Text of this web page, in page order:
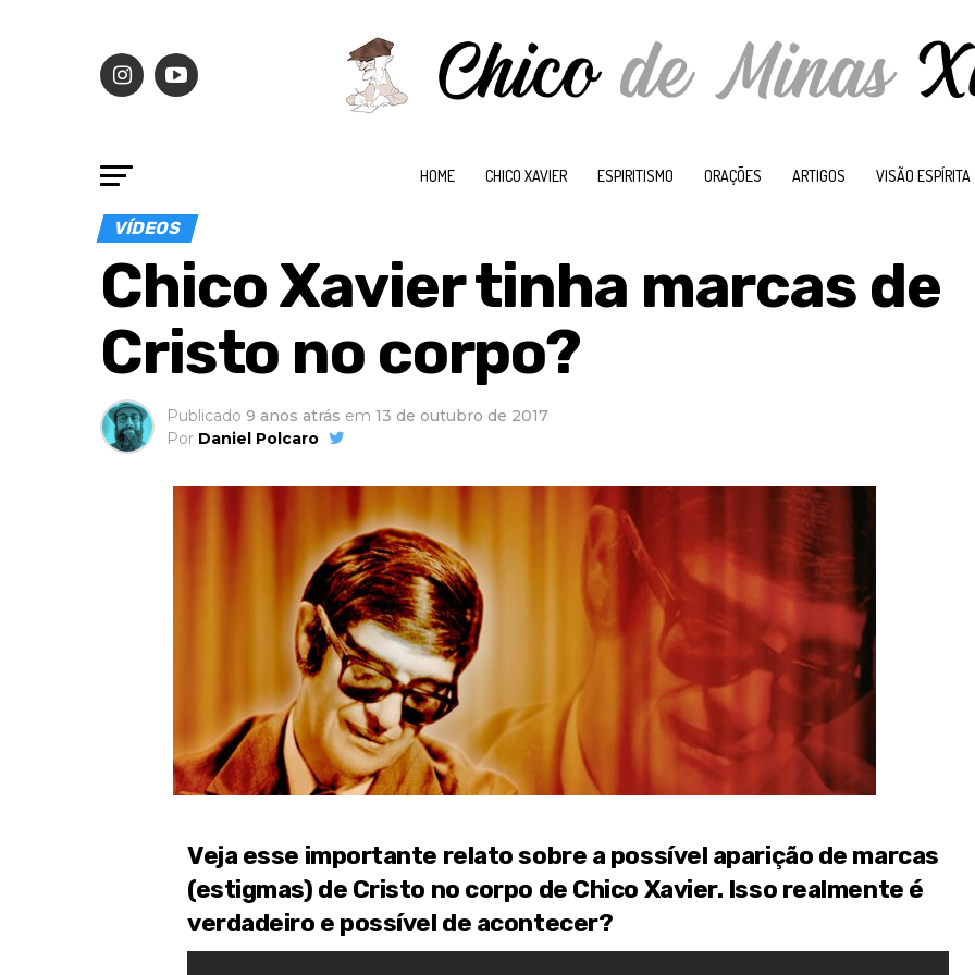
HOME CHICO XAVIER ESPIRITISMO ORAÇÕES ARTIGOS VISÃO ESPÍRITA
VÍDEOS
Chico Xavier tinha marcas de
Cristo no corpo?
Publicado 9 anos atrás em 13 de outubro de 2017
Por Daniel Polcaro
Veja esse importante relato sobre a possível aparição de marcas
(estigmas) de Cristo no corpo de Chico Xavier. Isso realmente é
verdadeiro e possível de acontecer?